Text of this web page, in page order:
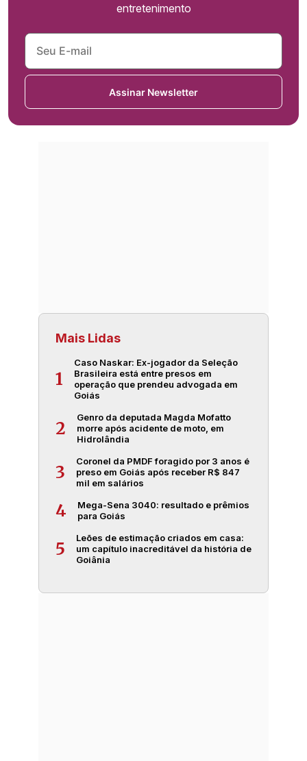
entretenimento
Assinar Newsletter
Mais Lidas
1
Caso Naskar: Ex-jogador da Seleção
Brasileira está entre presos em
operação que prendeu advogada em
Goiás
2
Genro da deputada Magda Mofatto
morre após acidente de moto, em
Hidrolândia
3
Coronel da PMDF foragido por 3 anos é
preso em Goiás após receber R$ 847
mil em salários
4
Mega-Sena 3040: resultado e prêmios
para Goiás
5
Leões de estimação criados em casa:
um capítulo inacreditável da história de
Goiânia